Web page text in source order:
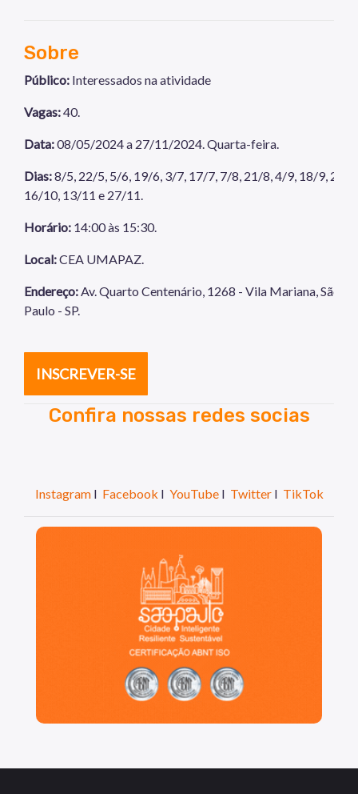
Sobre
Público: Interessados na atividade
Vagas:40.
Data:08/05/2024 a 27/11/2024. Quarta-feira.
Dias:8/5, 22/5, 5/6, 19/6, 3/7, 17/7, 7/8, 21/8, 4/9, 18/9, 2/10,
16/10, 13/11 e 27/11.
Horário: 14:00 às 15:30.
Local:CEA UMAPAZ.
Endereço:Av. Quarto Centenário, 1268 - Vila Mariana, São
Paulo - SP.
INSCREVER-SE
Confira nossas redes socias
InstagramI Facebook I YouTubeI TwitterI TikTok
São Paulo, cidade inteligente, resiliente e sustentável